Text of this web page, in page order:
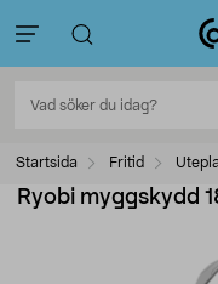
Startsida Fritid
Ryobi myggskydd